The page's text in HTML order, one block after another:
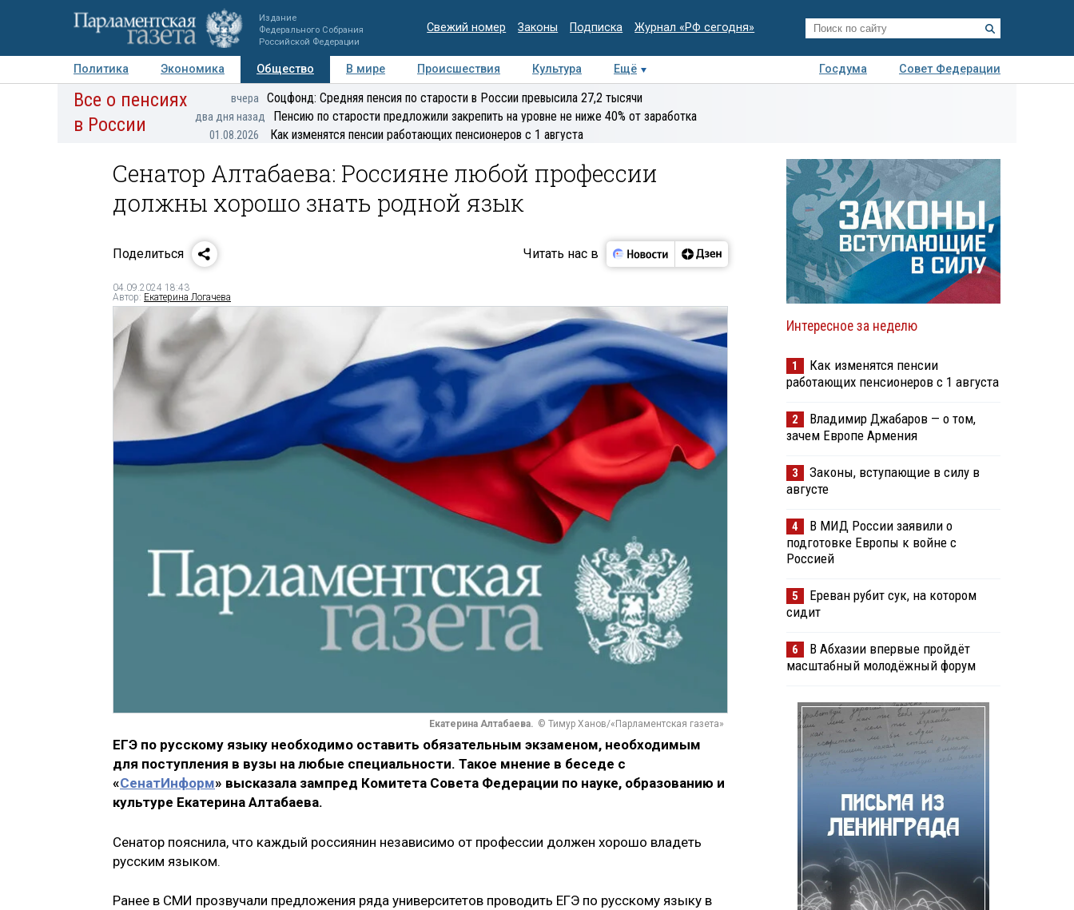
Издание
Федерального Собрания
Российской Федерации
Свежий номер Законы Подписка Журнал «РФ сегодня»
Политика Экономика Общество В мире Происшествия Культура Ещё Госдума
Совет Федерации
Авторы Персоны Мнения Регионы Медиацентр Интервью Колумнисты
экспертиза
Все о пенсиях
в России
вчера Соцфонд: Средняя пенсия по старости в России превысила 27,2 тысячи
два дня назад Пенсию по старости предложили закрепить на уровне не ниже 40% от заработка
01.08.2026 Как изменятся пенсии работающих пенсионеров с 1 августа
Сенатор Алтабаева: Россияне любой профессии
должны хорошо знать родной язык
Поделиться Читать нас в
04.09.2024 18:43
Автор: Екатерина Логачева
Екатерина Алтабаева. © Тимур Ханов/«Парламентская газета»
ЕГЭ по русскому языку необходимо оставить обязательным экзаменом, необходимым
для поступления в вузы на любые специальности. Такое мнение в беседе с
«СенатИнформ» высказала зампред Комитета Совета Федерации по науке, образованию и
культуре Екатерина Алтабаева.
Сенатор пояснила, что каждый россиянин независимо от профессии должен хорошо владеть
русским языком.
Ранее в СМИ прозвучали предложения ряда университетов проводить ЕГЭ по русскому языку в
Интересное за неделю
1
Как изменятся пенсии
работающих пенсионеров с 1 августа
2
Владимир Джабаров — о том,
зачем Европе Армения
3
Законы, вступающие в силу в
августе
4
В МИД России заявили о
подготовке Европы к войне с
Россией
5
Ереван рубит сук, на котором
сидит
6
В Абхазии впервые пройдёт
масштабный молодёжный форум